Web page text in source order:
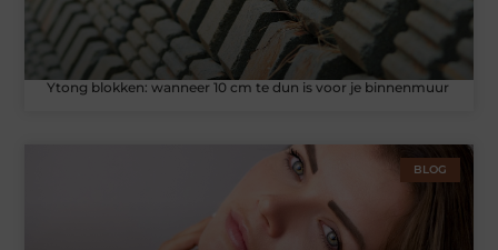
Ytong blokken: wanneer 10 cm te dun is voor je binnenmuur
BLOG